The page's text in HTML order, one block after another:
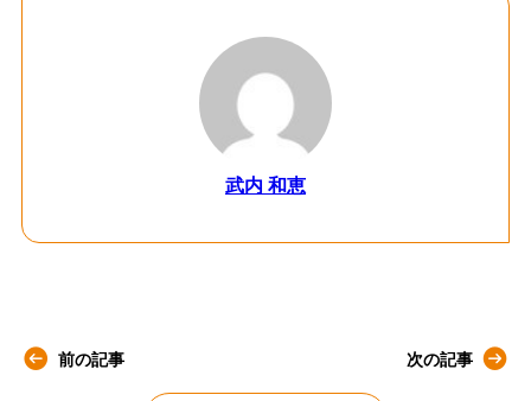
武内 和恵
前の記事 次の記事